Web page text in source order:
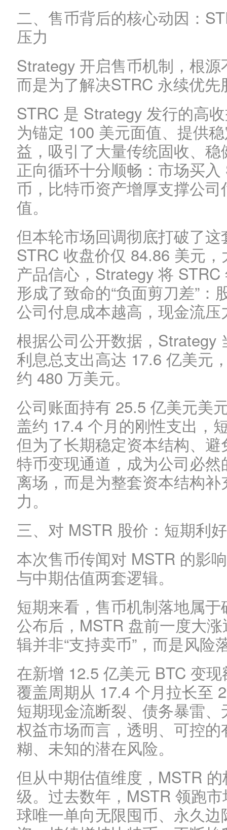
二、售币背后的核心动因：
压力
Strategy 开启售币机制，根
而是为了解决STRC 永续优
STRC 是 Strategy 发行的高
为锚定 100 美元面值、提供
益，吸引了大量传统固收、
正向循环十分顺畅：市场买
币，比特币资产增厚支撑公
值。
但本轮市场回调彻底打破了
STRC 收盘价仅 84.86 美元
产品信心，Strategy 将
形成了致命的“负面剪刀差”
公司付息成本越高，现金流压
根据公司公开数据，Strategy
利息总支出高达 17.6 亿美元
约 480 万美元。
公司账面持有 25.5 亿美元美
盖约 17.4 个月的刚性支出，
但为了长期稳定资本结构、
特币变现通道，成为公司必
离场，而是为整套资本结构
力。
三、对 MSTR 股价：短期利
本次售币传闻对 MSTR 的影
与中期估值两套逻辑。
短期来看，售币机制落地属
公布后，MSTR 盘前一度大
辑并非“支持卖币”，而是风险
在新增 12.5 亿美元 BTC 变
覆盖周期从 17.4 个月拉长至
短期现金流断裂、债务暴雷
权益市场而言，透明、可控
糊、未知的潜在风险。
但从中期估值维度，MSTR
级。过去数年，MSTR 领跑
球唯一单向无限囤币、永久